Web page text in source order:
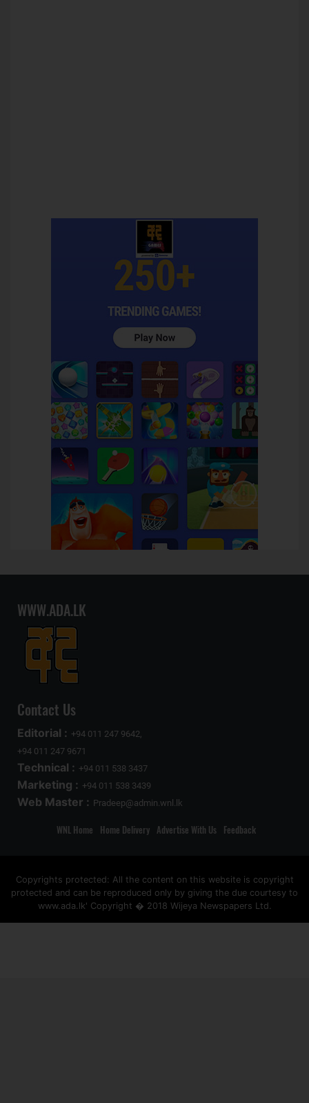
WWW.ADA.LK
Contact Us
Editorial : +94 011 247 9642,
+94 011 247 9671
Technical : +94 011 538 3437
Marketing : +94 011 538 3439
Web Master : Pradeep@admin.wnl.lk
WNL Home Home Delivery Advertise With Us Feedback
Copyrights protected: All the content on this website is copyright
protected and can be reproduced only by giving the due courtesy to
www.ada.lk' Copyright � 2018 Wijeya Newspapers Ltd.